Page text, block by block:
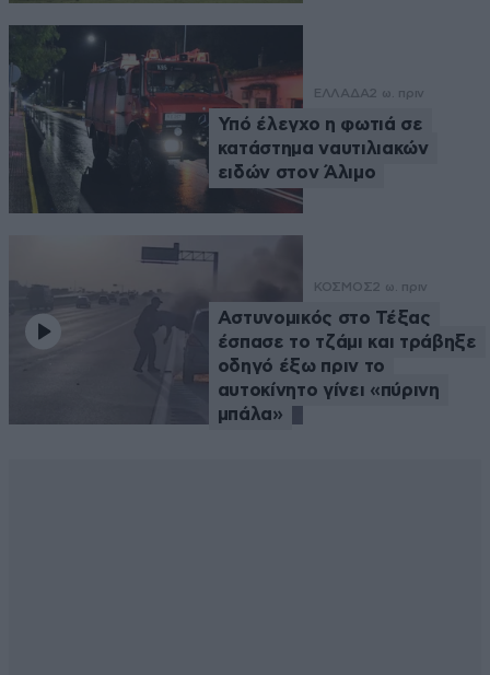
ΕΛΛΑΔΑ2 ω. πριν
Υπό έλεγχο η φωτιά σε
κατάστημα ναυτιλιακών
ειδών στον Άλιμο
ΚΟΣΜΟΣ2 ω. πριν
Αστυνομικός στο Τέξας
έσπασε το τζάμι και τράβηξε
οδηγό έξω πριν το
αυτοκίνητο γίνει «πύρινη
μπάλα»